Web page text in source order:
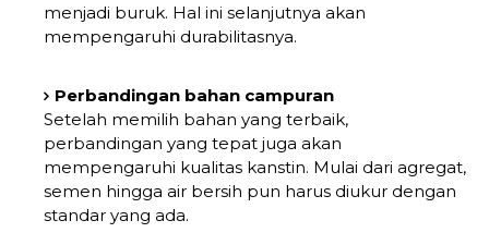
menjadi buruk. Hal ini selanjutnya akan
mempengaruhi durabilitasnya.
Perbandingan bahan campuran
Setelah memilih bahan yang terbaik,
perbandingan yang tepat juga akan
mempengaruhi kualitas kanstin. Mulai dari agregat,
semen hingga air bersih pun harus diukur dengan
standar yang ada.